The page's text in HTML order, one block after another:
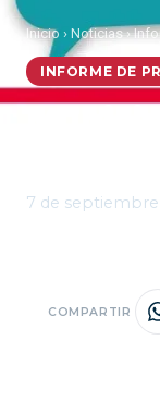
Inicio › Noticias›
INFORME DE
7 de septiembre
COMPARTIR